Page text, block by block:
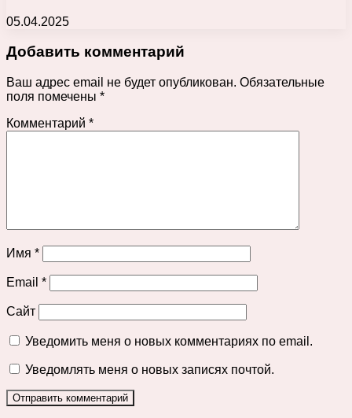
05.04.2025
Добавить комментарий
Ваш адрес email не будет опубликован. Обязательные
поля помечены *
Комментарий *
Имя *
Email *
Сайт
Уведомить меня о новых комментариях по email.
Уведомлять меня о новых записях почтой.